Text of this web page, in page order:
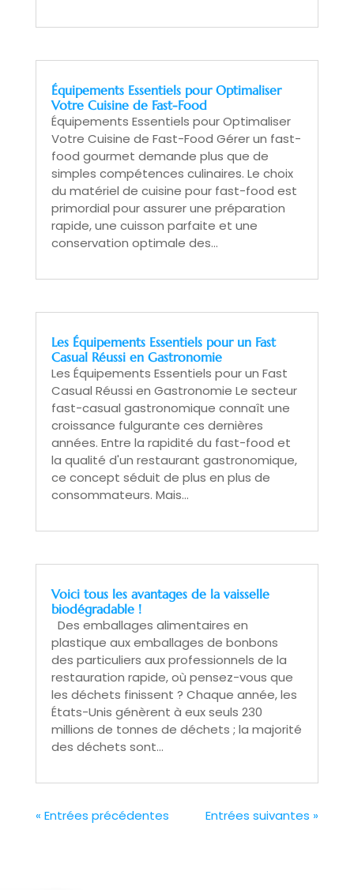
Équipements Essentiels pour Optimaliser
Votre Cuisine de Fast-Food
Équipements Essentiels pour Optimaliser
Votre Cuisine de Fast-Food Gérer un fast-
food gourmet demande plus que de
simples compétences culinaires. Le choix
du matériel de cuisine pour fast-food est
primordial pour assurer une préparation
rapide, une cuisson parfaite et une
conservation optimale des...
Les Équipements Essentiels pour un Fast
Casual Réussi en Gastronomie
Les Équipements Essentiels pour un Fast
Casual Réussi en Gastronomie Le secteur
fast-casual gastronomique connaît une
croissance fulgurante ces dernières
années. Entre la rapidité du fast-food et
la qualité d'un restaurant gastronomique,
ce concept séduit de plus en plus de
consommateurs. Mais...
Voici tous les avantages de la vaisselle
biodégradable !
Des emballages alimentaires en
plastique aux emballages de bonbons
des particuliers aux professionnels de la
restauration rapide, où pensez-vous que
les déchets finissent ? Chaque année, les
États-Unis génèrent à eux seuls 230
millions de tonnes de déchets ; la majorité
des déchets sont...
« Entrées précédentes Entrées suivantes »